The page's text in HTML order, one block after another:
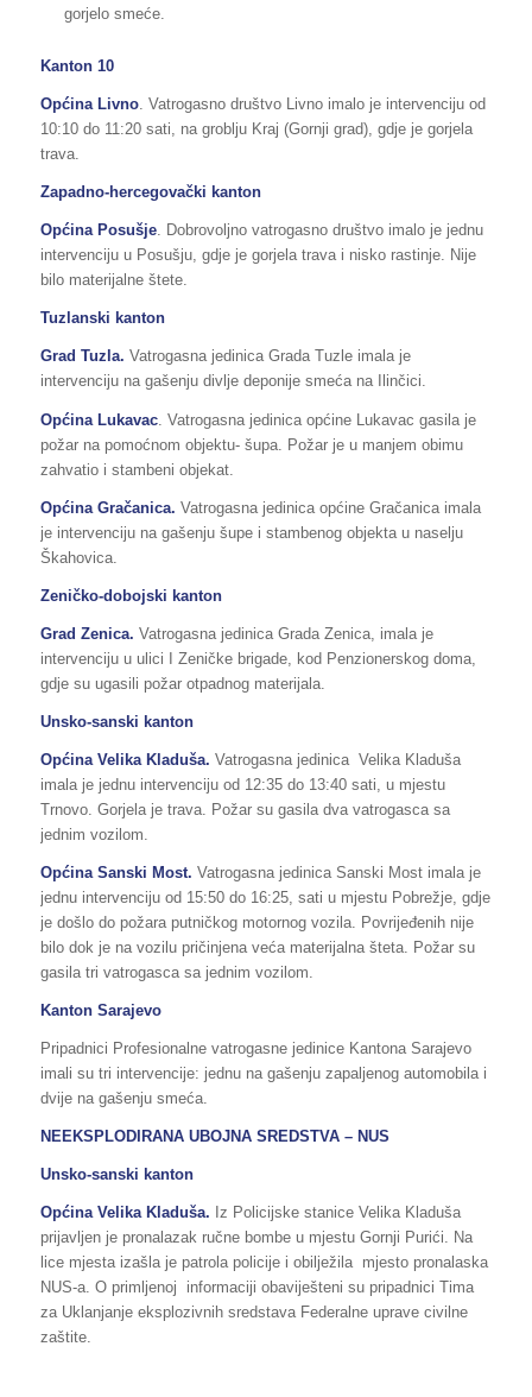
gorjelo smeće.
Kanton 10
Općina Livno. Vatrogasno društvo Livno imalo je intervenciju od
10:10 do 11:20 sati, na groblju Kraj (Gornji grad), gdje je gorjela
trava.
Zapadno-hercegovački kanton
Općina Posušje. Dobrovoljno vatrogasno društvo imalo je jednu
intervenciju u Posušju, gdje je gorjela trava i nisko rastinje. Nije
bilo materijalne štete.
Tuzlanski kanton
Grad Tuzla. Vatrogasna jedinica Grada Tuzle imala je
intervenciju na gašenju divlje deponije smeća na Ilinčici.
Općina Lukavac. Vatrogasna jedinica općine Lukavac gasila je
požar na pomoćnom objektu- šupa. Požar je u manjem obimu
zahvatio i stambeni objekat.
Općina Gračanica. Vatrogasna jedinica općine Gračanica imala
je intervenciju na gašenju šupe i stambenog objekta u naselju
Škahovica.
Zeničko-dobojski kanton
Grad Zenica. Vatrogasna jedinica Grada Zenica, imala je
intervenciju u ulici I Zeničke brigade, kod Penzionerskog doma,
gdje su ugasili požar otpadnog materijala.
Unsko-sanski kanton
Općina Velika Kladuša. Vatrogasna jedinica Velika Kladuša
imala je jednu intervenciju od 12:35 do 13:40 sati, u mjestu
Trnovo. Gorjela je trava. Požar su gasila dva vatrogasca sa
jednim vozilom.
Općina Sanski Most. Vatrogasna jedinica Sanski Most imala je
jednu intervenciju od 15:50 do 16:25, sati u mjestu Pobrežje, gdje
je došlo do požara putničkog motornog vozila. Povrijeđenih nije
bilo dok je na vozilu pričinjena veća materijalna šteta. Požar su
gasila tri vatrogasca sa jednim vozilom.
Kanton Sarajevo
Pripadnici Profesionalne vatrogasne jedinice Kantona Sarajevo
imali su tri intervencije: jednu na gašenju zapaljenog automobila i
dvije na gašenju smeća.
NEEKSPLODIRANA UBOJNA SREDSTVA – NUS
Unsko-sanski kanton
Općina Velika Kladuša. Iz Policijske stanice Velika Kladuša
prijavljen je pronalazak ručne bombe u mjestu Gornji Purići. Na
lice mjesta izašla je patrola policije i obilježila mjesto pronalaska
NUS-a. O primljenoj informaciji obaviješteni su pripadnici Tima
za Uklanjanje eksplozivnih sredstava Federalne uprave civilne
zaštite.